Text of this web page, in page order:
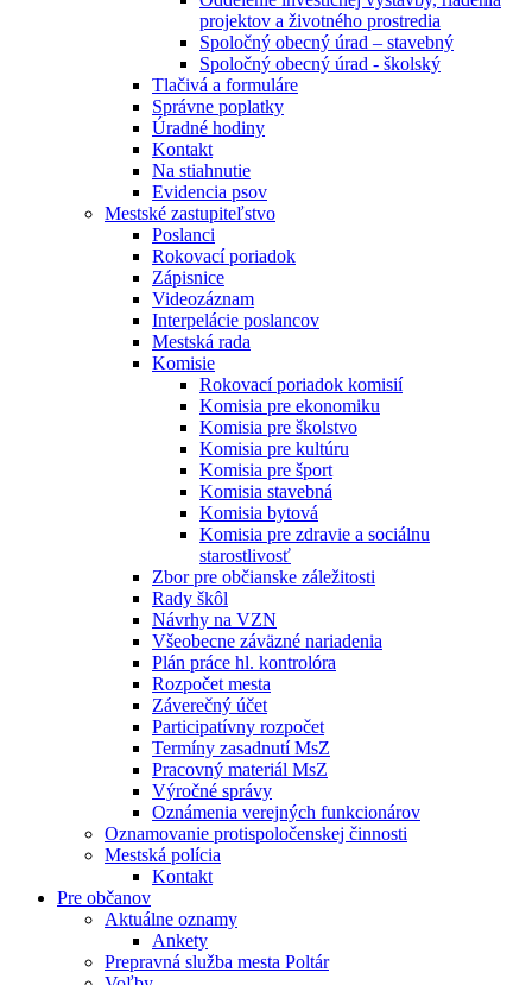
projektov a životného prostredia
Spoločný obecný úrad – stavebný
Spoločný obecný úrad - školský
Tlačivá a formuláre
Správne poplatky
Úradné hodiny
Kontakt
Na stiahnutie
Evidencia psov
Mestské zastupiteľstvo
Poslanci
Rokovací poriadok
Zápisnice
Videozáznam
Interpelácie poslancov
Mestská rada
Komisie
Rokovací poriadok komisií
Komisia pre ekonomiku
Komisia pre školstvo
Komisia pre kultúru
Komisia pre šport
Komisia stavebná
Komisia bytová
Komisia pre zdravie a sociálnu
starostlivosť
Zbor pre občianske záležitosti
Rady škôl
Návrhy na VZN
Všeobecne záväzné nariadenia
Plán práce hl. kontrolóra
Rozpočet mesta
Záverečný účet
Participatívny rozpočet
Termíny zasadnutí MsZ
Pracovný materiál MsZ
Výročné správy
Oznámenia verejných funkcionárov
Oznamovanie protispoločenskej činnosti
Mestská polícia
Kontakt
Pre občanov
Aktuálne oznamy
Ankety
Prepravná služba mesta Poltár